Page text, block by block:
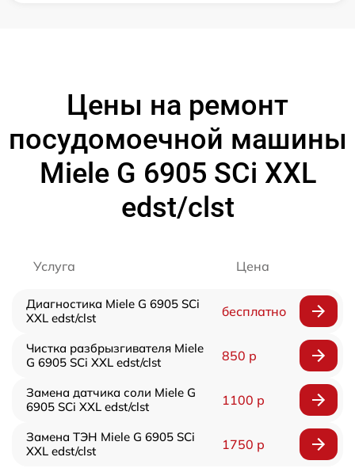
Цены на ремонт
посудомоечной машины
Miele G 6905 SCi XXL
edst/clst
Услуга Цена
Диагностика Miele G 6905 SCi
XXL edst/clst
бесплатно
Чистка разбрызгивателя Miele
G 6905 SCi XXL edst/clst
850 р
Замена датчика соли Miele G
6905 SCi XXL edst/clst
1100 р
Замена ТЭН Miele G 6905 SCi
XXL edst/clst
1750 р